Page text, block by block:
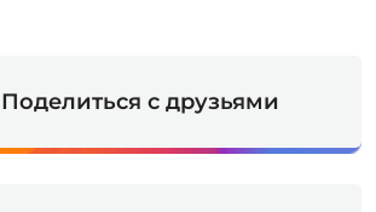
Поделиться с друзьями